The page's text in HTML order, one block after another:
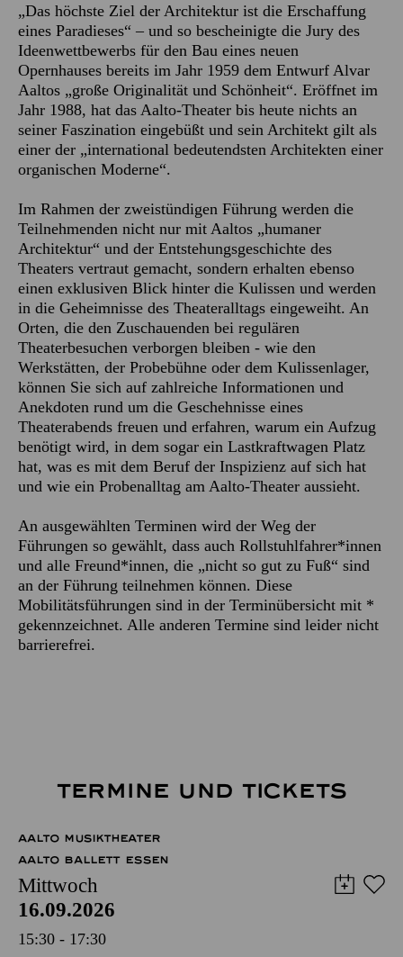
„Das höchste Ziel der Architektur ist die Erschaffung
eines Paradieses“ – und so bescheinigte die Jury des
Ideenwettbewerbs für den Bau eines neuen
Opernhauses bereits im Jahr 1959 dem Entwurf Alvar
Aaltos „große Originalität und Schönheit“. Eröffnet im
Jahr 1988, hat das Aalto-Theater bis heute nichts an
seiner Faszination eingebüßt und sein Architekt gilt als
einer der „international bedeutendsten Architekten einer
organischen Moderne“.
Im Rahmen der zweistündigen Führung werden die
Teilnehmenden nicht nur mit Aaltos „humaner
Architektur“ und der Entstehungsgeschichte des
Theaters vertraut gemacht, sondern erhalten ebenso
einen exklusiven Blick hinter die Kulissen und werden
in die Geheimnisse des Theateralltags eingeweiht. An
Orten, die den Zuschauenden bei regulären
Theaterbesuchen verborgen bleiben - wie den
Werkstätten, der Probebühne oder dem Kulissenlager,
können Sie sich auf zahlreiche Informationen und
Anekdoten rund um die Geschehnisse eines
Theaterabends freuen und erfahren, warum ein Aufzug
benötigt wird, in dem sogar ein Lastkraftwagen Platz
hat, was es mit dem Beruf der Inspizienz auf sich hat
und wie ein Probenalltag am Aalto-Theater aussieht.
An ausgewählten Terminen wird der Weg der
Führungen so gewählt, dass auch Rollstuhlfahrer*innen
und alle Freund*innen, die „nicht so gut zu Fuß“ sind
an der Führung teilnehmen können. Diese
Mobilitätsführungen sind in der Terminübersicht mit *
gekennzeichnet. Alle anderen Termine sind leider nicht
barrierefrei.
TERMINE UND TICKETS
AALTO MUSIKTHEATER
AALTO BALLETT ESSEN
Mittwoch
16.09.2026
15:30 - 17:30